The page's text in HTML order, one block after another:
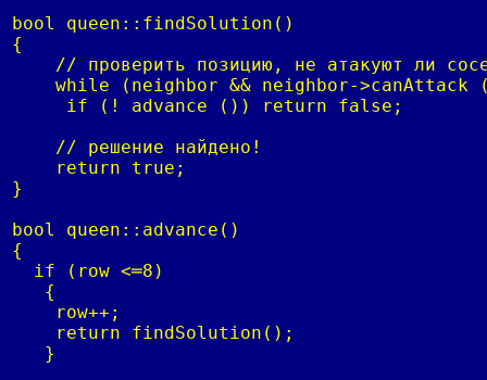
bool queen::findSolution()
{
// проверить позицию, не атакуют ли
while (neighbor && neighbor->canAttack
     if (! advance ()) return false;
    // решение найдено!
    return true;
}
bool queen::advance()
{
  if (row <═8)
   {
    row++;
    return findSolution();
   }